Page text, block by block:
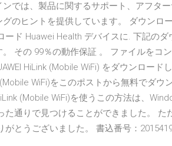
では、製品に関するサポート、アフタ
グのヒントを提供しています。 ダウンロ
ード Huawei Health デバイスに. 下記の
。 その 99％の動作保証 。 ファイルをコ
HiLink (Mobile WiFi) をダウンロー
(Mobile WiFi)をこのポストから無料でダ
(Mobile WiFi)を使うこの方法は、
た通りで見つけることができました。
がとうございました。 書込番号：